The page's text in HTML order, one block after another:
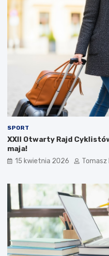
SPORT
XXII Otwarty Rajd
maja!
15 kwietnia 2026 Tomasz